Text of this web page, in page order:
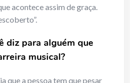
acontece assim de graça.
diz para alguém que
musical?
que a pessoa tem que pesar